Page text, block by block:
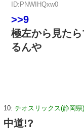
ID:PNWIHQxw0
>>9
極左から見た
るんや
10: チオスリックス(静岡県
中道!?